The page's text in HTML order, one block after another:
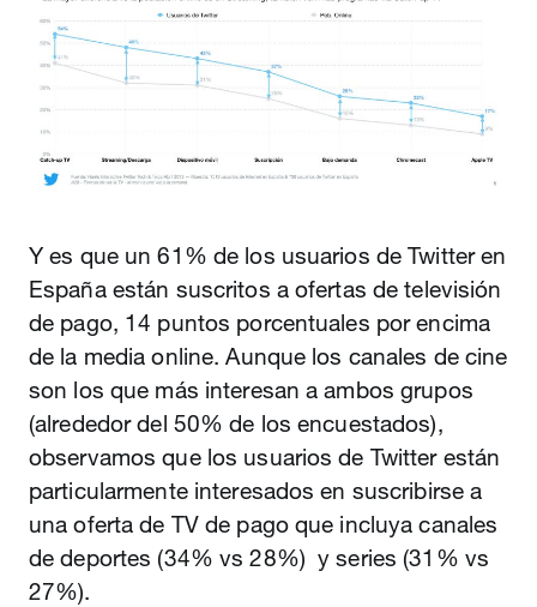
Y es que un 61% de los usuarios de Twitter en
España están suscritos a ofertas de televisión
de pago, 14 puntos porcentuales por encima
de la media online. Aunque los canales de cine
son los que más interesan a ambos grupos
(alrededor del 50% de los encuestados),
observamos que los usuarios de Twitter están
particularmente interesados en suscribirse a
una oferta de TV de pago que incluya canales
de deportes (34% vs 28%) y series (31% vs
27%).